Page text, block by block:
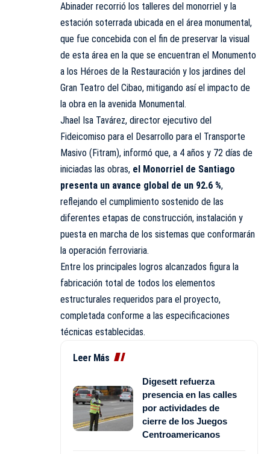
Abinader recorrió los talleres del monorriel y la
estación soterrada ubicada en el área monumental,
que fue concebida con el fin de preservar la visual
de esta área en la que se encuentran el Monumento
a los Héroes de la Restauración y los jardines del
Gran Teatro del Cibao, mitigando así el impacto de
la obra en la avenida Monumental.
Jhael Isa Tavárez, director ejecutivo del
Fideicomiso para el Desarrollo para el Transporte
Masivo (Fitram), informó que, a 4 años y 72 días de
iniciadas las obras, el Monorriel de Santiago
presenta un avance global de un 92.6 %,
reflejando el cumplimiento sostenido de las
diferentes etapas de construcción, instalación y
puesta en marcha de los sistemas que conformarán
la operación ferroviaria.
Entre los principales logros alcanzados figura la
fabricación total de todos los elementos
estructurales requeridos para el proyecto,
completada conforme a las especificaciones
técnicas establecidas.
Leer Más
Digesett refuerza
presencia en las calles
por actividades de
cierre de los Juegos
Centroamericanos